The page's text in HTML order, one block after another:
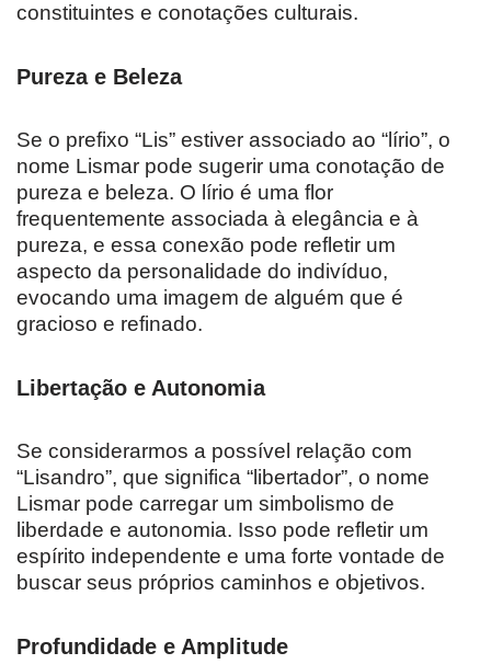
constituintes e conotações culturais.
Pureza e Beleza
Se o prefixo “Lis” estiver associado ao “lírio”, o
nome Lismar pode sugerir uma conotação de
pureza e beleza. O lírio é uma flor
frequentemente associada à elegância e à
pureza, e essa conexão pode refletir um
aspecto da personalidade do indivíduo,
evocando uma imagem de alguém que é
gracioso e refinado.
Libertação e Autonomia
Se considerarmos a possível relação com
“Lisandro”, que significa “libertador”, o nome
Lismar pode carregar um simbolismo de
liberdade e autonomia. Isso pode refletir um
espírito independente e uma forte vontade de
buscar seus próprios caminhos e objetivos.
Profundidade e Amplitude